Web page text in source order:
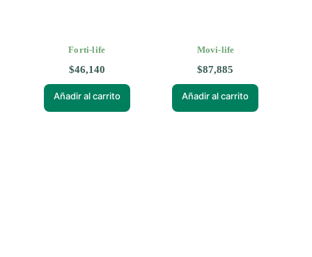
Forti-life
$46,140
Añadir al carrito
Movi-life
$87,885
Añadir al carrito